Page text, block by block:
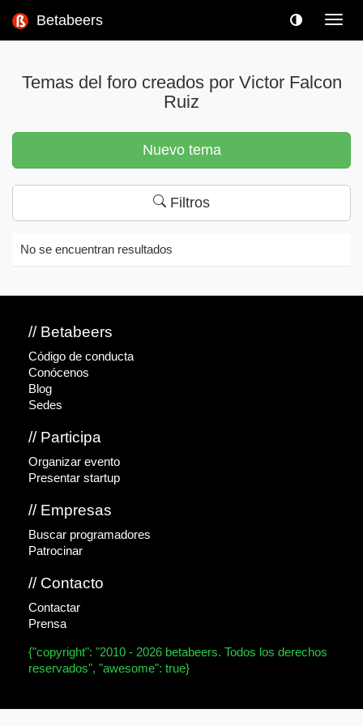
Betabeers
Temas del foro creados por Victor Falcon
Ruiz
Nuevo tema
Filtros
No se encuentran resultados
// Betabeers
Código de conducta
Conócenos
Blog
Sedes
// Participa
Organizar evento
Presentar startup
// Empresas
Buscar programadores
Patrocinar
// Contacto
Contactar
Prensa
{"copyright": "2010 - 2026 betabeers. Todos los derechos
reservados", "awesome": true}